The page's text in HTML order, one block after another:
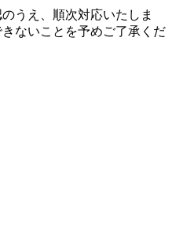
うえ、順次対応いたしま
ないことを予めご了承くだ